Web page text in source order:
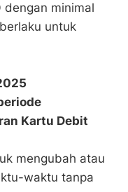
dengan minimal
untuk
Kartu Debit
mengubah atau
waktu tanpa